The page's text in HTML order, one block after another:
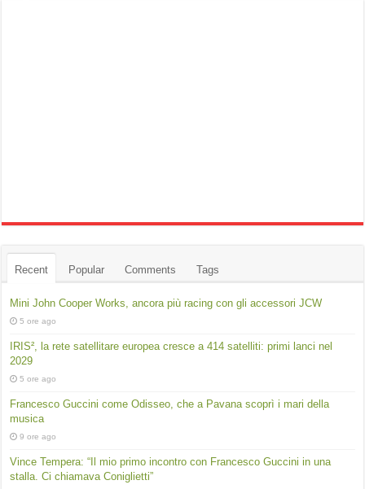
Recent Popular Comments Tags
Mini John Cooper Works, ancora più racing con gli accessori JCW
5 ore ago
IRIS², la rete satellitare europea cresce a 414 satelliti: primi lanci nel
2029
5 ore ago
Francesco Guccini come Odisseo, che a Pavana scoprì i mari della
musica
9 ore ago
Vince Tempera: “Il mio primo incontro con Francesco Guccini in una
stalla. Ci chiamava Coniglietti”